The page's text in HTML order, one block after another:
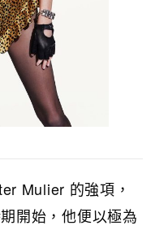
Mulier 的強項，
開始，他便以極為